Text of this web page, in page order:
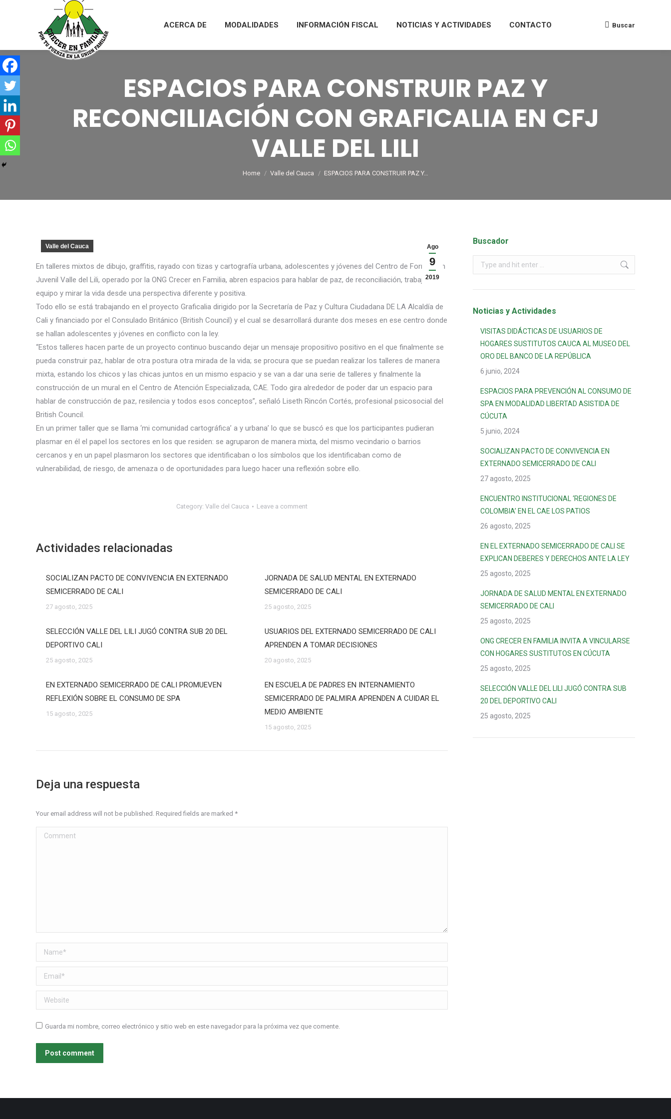
ACERCA DE MODALIDADES INFORMACIÓN FISCAL NOTICIAS Y ACTIVIDADES CONTACTO Buscar
ESPACIOS PARA CONSTRUIR PAZ Y
RECONCILIACIÓN CON GRAFICALIA EN CFJ
VALLE DEL LILI
You are here:
Home Valle del Cauca ESPACIOS PARA CONSTRUIR PAZ Y…
Ago
9
2019
Valle del Cauca
En talleres mixtos de dibujo, graffitis, rayado con tizas y cartografía urbana, adolescentes y jóvenes del Centro de Formación
Juvenil Valle del Lili, operado por la ONG Crecer en Familia, abren espacios para hablar de paz, de reconciliación, trabajo en
equipo y mirar la vida desde una perspectiva diferente y positiva.
Todo ello se está trabajando en el proyecto Graficalia dirigido por la Secretaría de Paz y Cultura Ciudadana DE LA Alcaldía de
Cali y financiado por el Consulado Británico (British Council) y el cual se desarrollará durante dos meses en ese centro donde
se hallan adolescentes y jóvenes en conflicto con la ley.
“Estos talleres hacen parte de un proyecto continuo buscando dejar un mensaje propositivo positivo en el que finalmente se
pueda construir paz, hablar de otra postura otra mirada de la vida; se procura que se puedan realizar los talleres de manera
mixta, estando los chicos y las chicas juntos en un mismo espacio y se van a dar una serie de talleres y finalmente la
construcción de un mural en el Centro de Atención Especializada, CAE. Todo gira alrededor de poder dar un espacio para
hablar de construcción de paz, resilencia y todos esos conceptos”, señaló Liseth Rincón Cortés, profesional psicosocial del
British Council.
En un primer taller que se llama ‘mi comunidad cartográfica’ a y urbana’ lo que se buscó es que los participantes pudieran
plasmar en él el papel los sectores en los que residen: se agruparon de manera mixta, del mismo vecindario o barrios
cercanos y en un papel plasmaron los sectores que identificaban o los símbolos que los identificaban como de
vulnerabilidad, de riesgo, de amenaza o de oportunidades para luego hacer una reflexión sobre ello.
Category: Valle del Cauca Leave a comment
Actividades relacionadas
SOCIALIZAN PACTO DE CONVIVENCIA EN EXTERNADO
SEMICERRADO DE CALI
27 agosto, 2025
JORNADA DE SALUD MENTAL EN EXTERNADO
SEMICERRADO DE CALI
25 agosto, 2025
SELECCIÓN VALLE DEL LILI JUGÓ CONTRA SUB 20 DEL
DEPORTIVO CALI
25 agosto, 2025
USUARIOS DEL EXTERNADO SEMICERRADO DE CALI
APRENDEN A TOMAR DECISIONES
20 agosto, 2025
EN EXTERNADO SEMICERRADO DE CALI PROMUEVEN
REFLEXIÓN SOBRE EL CONSUMO DE SPA
15 agosto, 2025
EN ESCUELA DE PADRES EN INTERNAMIENTO
SEMICERRADO DE PALMIRA APRENDEN A CUIDAR EL
MEDIO AMBIENTE
15 agosto, 2025
Deja una respuesta
Your email address will not be published. Required fields are marked *
Comment
Name *
Email *
Website
Guarda mi nombre, correo electrónico y sitio web en este navegador para la próxima vez que comente.
Post comment
Buscador
Noticias y Actividades
VISITAS DIDÁCTICAS DE USUARIOS DE
HOGARES SUSTITUTOS CAUCA AL MUSEO DEL
ORO DEL BANCO DE LA REPÚBLICA
6 junio, 2024
ESPACIOS PARA PREVENCIÓN AL CONSUMO DE
SPA EN MODALIDAD LIBERTAD ASISTIDA DE
CÚCUTA
5 junio, 2024
SOCIALIZAN PACTO DE CONVIVENCIA EN
EXTERNADO SEMICERRADO DE CALI
27 agosto, 2025
ENCUENTRO INSTITUCIONAL ‘REGIONES DE
COLOMBIA’ EN EL CAE LOS PATIOS
26 agosto, 2025
EN EL EXTERNADO SEMICERRADO DE CALI SE
EXPLICAN DEBERES Y DERECHOS ANTE LA LEY
25 agosto, 2025
JORNADA DE SALUD MENTAL EN EXTERNADO
SEMICERRADO DE CALI
25 agosto, 2025
ONG CRECER EN FAMILIA INVITA A VINCULARSE
CON HOGARES SUSTITUTOS EN CÚCUTA
25 agosto, 2025
SELECCIÓN VALLE DEL LILI JUGÓ CONTRA SUB
20 DEL DEPORTIVO CALI
25 agosto, 2025